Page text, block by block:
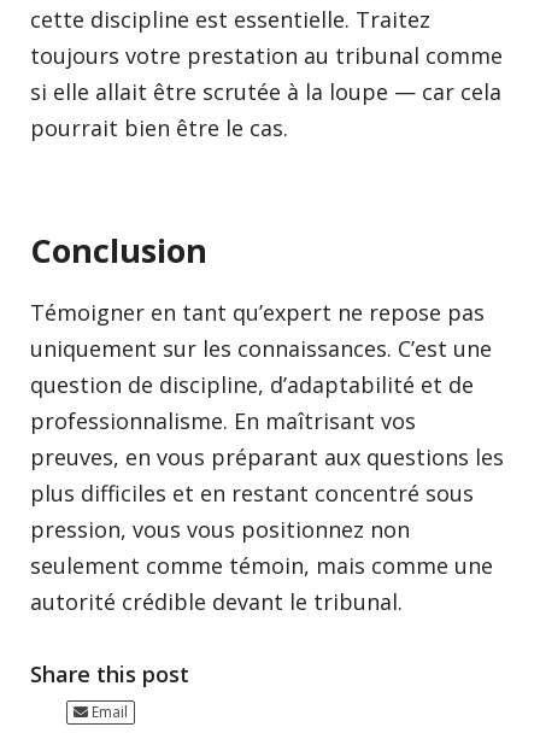
cette discipline est essentielle. Traitez
toujours votre prestation au tribunal comme
si elle allait être scrutée à la loupe — car cela
pourrait bien être le cas.
Conclusion
Témoigner en tant qu’expert ne repose pas
uniquement sur les connaissances. C’est une
question de discipline, d’adaptabilité et de
professionnalisme. En maîtrisant vos
preuves, en vous préparant aux questions les
plus difficiles et en restant concentré sous
pression, vous vous positionnez non
seulement comme témoin, mais comme une
autorité crédible devant le tribunal.
Share this post
Email